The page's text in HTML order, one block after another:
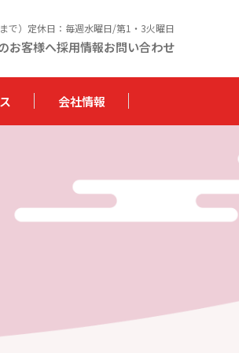
で）定休日：毎週水曜日/第1・3火曜日
お客様へ採用情報お問い合わせ
会社情報